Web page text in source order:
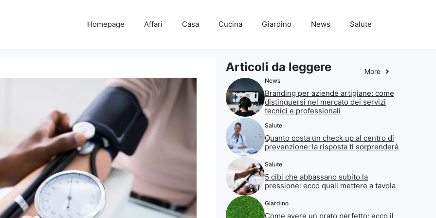
Homepage Affari Casa Cucina Giardino News Salute
Articoli da leggere More
News
Branding per aziende artigiane: come
distinguersi nel mercato dei servizi
tecnici e professionali
Salute
Quanto costa un check up al centro di
prevenzione: la risposta ti sorprenderà
Salute
5 cibi che abbassano subito la
pressione: ecco quali mettere a tavola
Giardino
Come avere un prato perfetto: ecco il